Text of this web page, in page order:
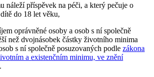
náleží příspěvek na péči, a který pečuje o
do 18 let věku,
oprávněné osoby a osob s ní společně
než dvojnásobek částky životního minima
s ní společně posuzovaných podle zákona
a existenčním minimu, ve znění
.